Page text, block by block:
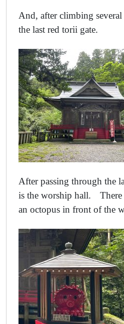
And, after climbing several
the last red torii gate.
After passing through the
is the worship hall. There
an octopus in front of the